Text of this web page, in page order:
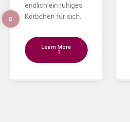
endlich ein ruhiges
Körbchen für sich.
Learn More